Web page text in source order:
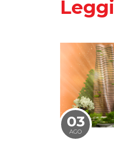
Leggi
03
AGO